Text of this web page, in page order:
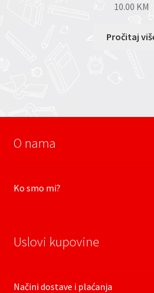
10.00 KM
Pročitaj
O nama
Ko smo mi?
Uslovi kupovine
Načini dostave i plaćanja